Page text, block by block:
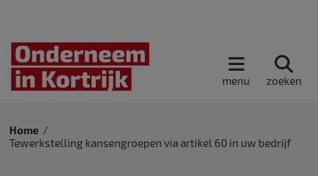
menu zoeken
Home
Tewerkstelling kansengroepen via artikel 60 in uw bedrijf